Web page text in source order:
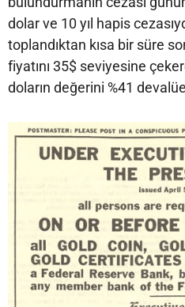
dolar ve 10 yıl hapis
toplandıktan kısa bir süre
fiyatını 35$ seviyesine
doların değerini %41